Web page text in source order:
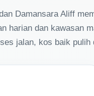
Damansara Aliff
harian dan kawasan
jalan, kos baik